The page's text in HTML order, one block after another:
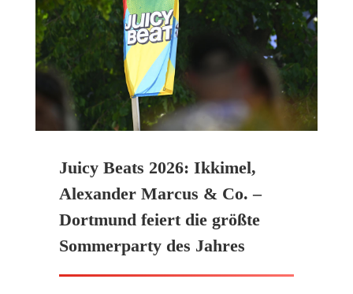
Juicy Beats 2026: Ikkimel,
Alexander Marcus & Co. –
Dortmund feiert die größte
Sommerparty des Jahres